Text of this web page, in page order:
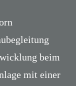
beim
mit einer